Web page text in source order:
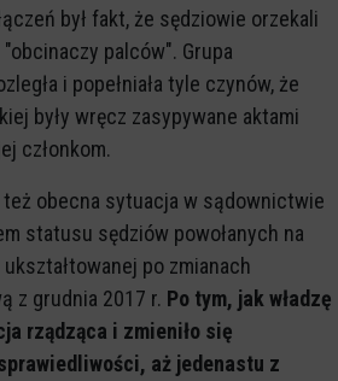
był fakt, że sędziowie orzekali
palców". Grupa
i popełniała tyle czynów, że
były wręcz zasypywane aktami
członkom.
obecna sytuacja w sądownictwie
statusu sędziów powołanych na
po zmianach
z grudnia 2017 r. Po tym, jak władzę
rządząca i zmieniło się
aż jedenastu z